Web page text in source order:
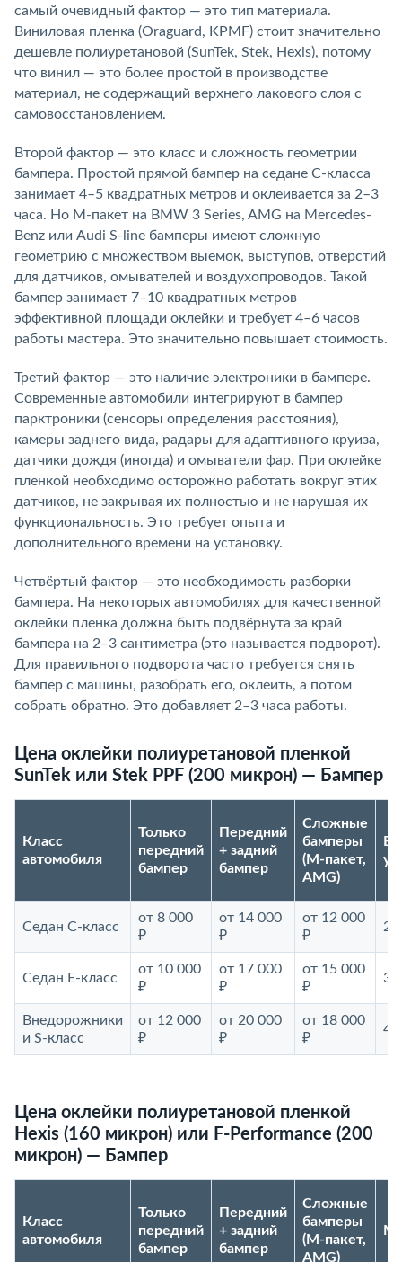
самый очевидный фактор — это тип материала.
Виниловая пленка (Oraguard, KPMF) стоит значительно
дешевле полиуретановой (SunTek, Stek, Hexis), потому
что винил — это более простой в производстве
материал, не содержащий верхнего лакового слоя с
самовосстановлением.
Второй фактор — это класс и сложность геометрии
бампера. Простой прямой бампер на седане С-класса
занимает 4–5 квадратных метров и оклеивается за 2–3
часа. Но М-пакет на BMW 3 Series, AMG на Mercedes-
Benz или Audi S-line бамперы имеют сложную
геометрию с множеством выемок, выступов, отверстий
для датчиков, омывателей и воздухопроводов. Такой
бампер занимает 7–10 квадратных метров
эффективной площади оклейки и требует 4–6 часов
работы мастера. Это значительно повышает стоимость.
Третий фактор — это наличие электроники в бампере.
Современные автомобили интегрируют в бампер
парктроники (сенсоры определения расстояния),
камеры заднего вида, радары для адаптивного круиза,
датчики дождя (иногда) и омыватели фар. При оклейке
пленкой необходимо осторожно работать вокруг этих
датчиков, не закрывая их полностью и не нарушая их
функциональность. Это требует опыта и
дополнительного времени на установку.
Четвёртый фактор — это необходимость разборки
бампера. На некоторых автомобилях для качественной
оклейки пленка должна быть подвёрнута за край
бампера на 2–3 сантиметра (это называется подворот).
Для правильного подворота часто требуется снять
бампер с машины, разобрать его, оклеить, а потом
собрать обратно. Это добавляет 2–3 часа работы.
Цена оклейки полиуретановой пленкой
SunTek или Stek PPF (200 микрон) — Бампер
Класс
автомобиля
Только
передний
бампер
Передний
+ задний
бампер
Сложные
бамперы
(М-пакет,
AMG)
Седан С-класс
от 8 000
₽
от 14 000
₽
от 12 000
₽
Седан E-класс
от 10 000
₽
от 17 000
₽
от 15 000
₽
Внедорожники
и S-класс
от 12 000
₽
от 20 000
₽
от 18 000
₽
Цена оклейки полиуретановой пленкой
Hexis (160 микрон) или F-Performance (200
микрон) — Бампер
Класс
автомобиля
Только
передний
бампер
Передний
+ задний
бампер
Сложные
бамперы
(М-пакет,
AMG)